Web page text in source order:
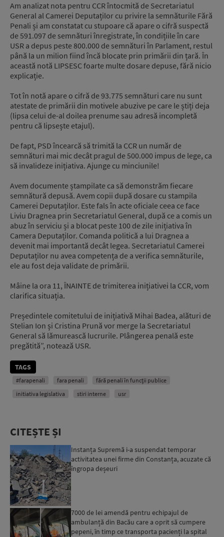
Am analizat nota pentru CCR întocmită de Secretariatul
General al Camerei Deputaților cu privire la semnăturile Fără
Penali și am constatat cu stupoare că apare o cifră suspectă
de 591.097 de semnături înregistrate, în condițiile în care
USR a depus peste 800.000 de semnături în Parlament, restul
până la un milion fiind încă blocate prin primării din țară. În
această notă LIPSESC foarte multe dosare depuse, fără nicio
explicație.
Tot în notă apare o cifră de 93.775 semnături care nu sunt
atestate de primării din motivele abuzive pe care le știți deja
(lipsa celui de-al doilea prenume sau adresă incompletă
pentru că lipsește etajul).
De fapt, PSD încearcă să trimită la CCR un număr de
semnături mai mic decât pragul de 500.000 impus de lege, ca
să invalideze inițiativa. Ajunge cu minciunile!
Avem documente ștampilate ca să demonstrăm fiecare
semnătură depusă. Avem copii după dosare cu stampila
Camerei Deputaților. Este fals în acte oficiale ceea ce face
Liviu Dragnea prin Secretariatul General, după ce a comis un
abuz în serviciu și a blocat peste 100 de zile inițiativa în
Camera Deputaților. Comanda politică a lui Dragnea a
devenit mai importantă decât legea. Secretariatul Camerei
Deputaților nu avea competența de a verifica semnăturile,
ele au fost deja validate de primării.
Mâine la ora 11, ÎNAINTE de trimiterea inițiativei la CCR, vom
clarifica situația.
Președintele comitetului de inițiativă Mihai Badea, alături de
Stelian Ion și Cristina Prună vor merge la Secretariatul
General să lămurească lucrurile. Plângerea penală este
pregătită”, notează USR.
TAGS
#farapenali fara penali
fără penali în funcții publice
initiativa legislativa
stiri interne usr
CITEȘTE ȘI
Instanța Supremă i-a suspendat temporar
activitatea unei firme din Constanța, acuzate că
îngropa deșeuri
7000 de lei amendă pentru echipajul de
ambulanță din Bacău care a oprit să cumpere
pepeni, în timp ce transporta pacienți la spital